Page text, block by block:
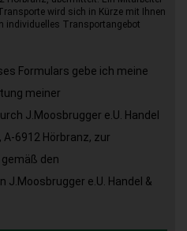
wird sich in Kürze mit Ihnen
individuelles Transportangebot
Formulars gebe ich meine
meiner
J.Moosbrugger e.U. Handel
6912 Hörbranz, zur
den
J.Moosbrugger e.U. Handel &